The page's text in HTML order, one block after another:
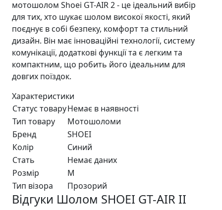
мотошолом Shoei GT-AIR 2 - це ідеальний вибір
для тих, хто шукає шолом високої якості, який
поєднує в собі безпеку, комфорт та стильний
дизайн. Він має інноваційні технології, систему
комунікації, додаткові функції та є легким та
компактним, що робить його ідеальним для
довгих поїздок.
Характеристики
Статус товаруНемає в наявності
Тип товару
Мотошоломи
Бренд
SHOEI
Колір
Синий
Стать
Немає даних
Розмір
M
Тип візора
Прозорий
Відгуки Шолом SHOEI GT-AIR II